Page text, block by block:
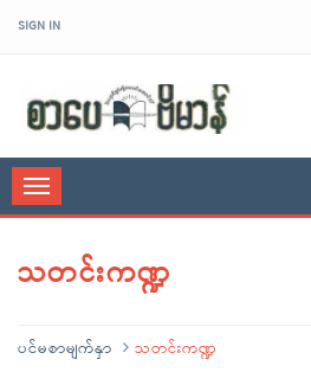
SIGN IN
Toggle
navigation
သတင်းကဏ္ဍ
ပင်မစာမျက်နှာ သတင်းကဏ္ဍ